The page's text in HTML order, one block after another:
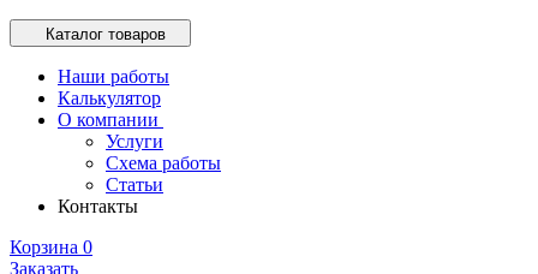
Каталог товаров
Наши работы
Калькулятор
О компании
Услуги
Схема работы
Статьи
Контакты
Корзина 0
Заказать